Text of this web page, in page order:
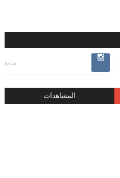
متابع
المشاهدات